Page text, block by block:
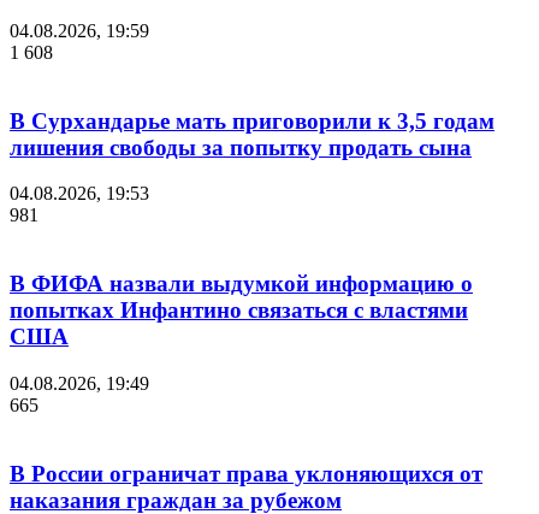
04.08.2026, 19:59
1 608
В Сурхандарье мать приговорили к 3,5 годам
лишения свободы за попытку продать сына
04.08.2026, 19:53
981
В ФИФА назвали выдумкой информацию о
попытках Инфантино связаться с властями
США
04.08.2026, 19:49
665
В России ограничат права уклоняющихся от
наказания граждан за рубежом